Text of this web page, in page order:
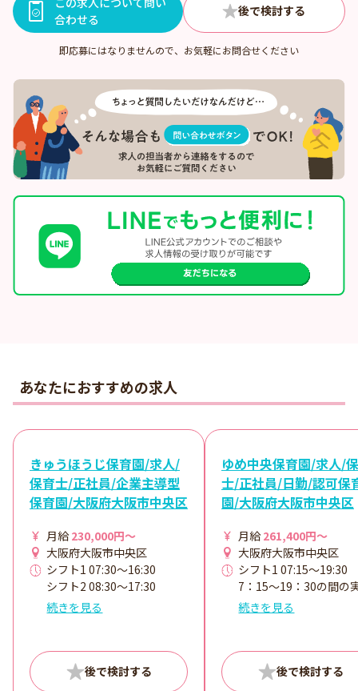
合わせる
即応募にはなりませんので、お気軽にお問合せください
あなたにおすすめの求人
きゅうほうじ保育園/求人/
保育士/正社員/企業主導型
保育園/大阪府大阪市中央区
月給 230,000円～
大阪府大阪市中央区
シフト1 07:30～16:30
シフト2 08:30～17:30
シフト3 09:30～18:30
続きを見る
ゆめ中央保育園/求人/
士/正社員/日勤/認可保
園/大阪府大阪市中央区
月給 261,400円～
大阪府大阪市中央区
シフト1 07:15～19:30
7：15～19：30の間の
時間（休憩60分）
続きを見る